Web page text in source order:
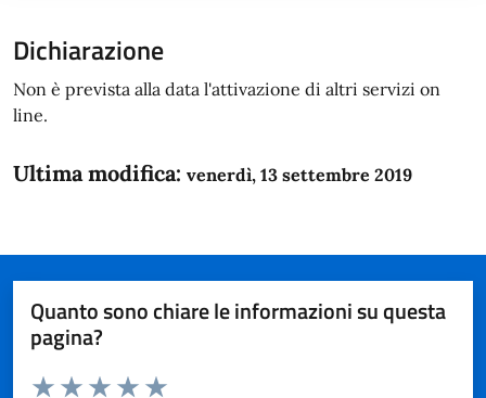
Dichiarazione
Non è prevista alla data l'attivazione di altri servizi on
line.
Ultima modifica: venerdì, 13 settembre 2019
Quanto sono chiare le informazioni su questa
pagina?
Domanda
Valuta da 1 a 5 stelle la pagina